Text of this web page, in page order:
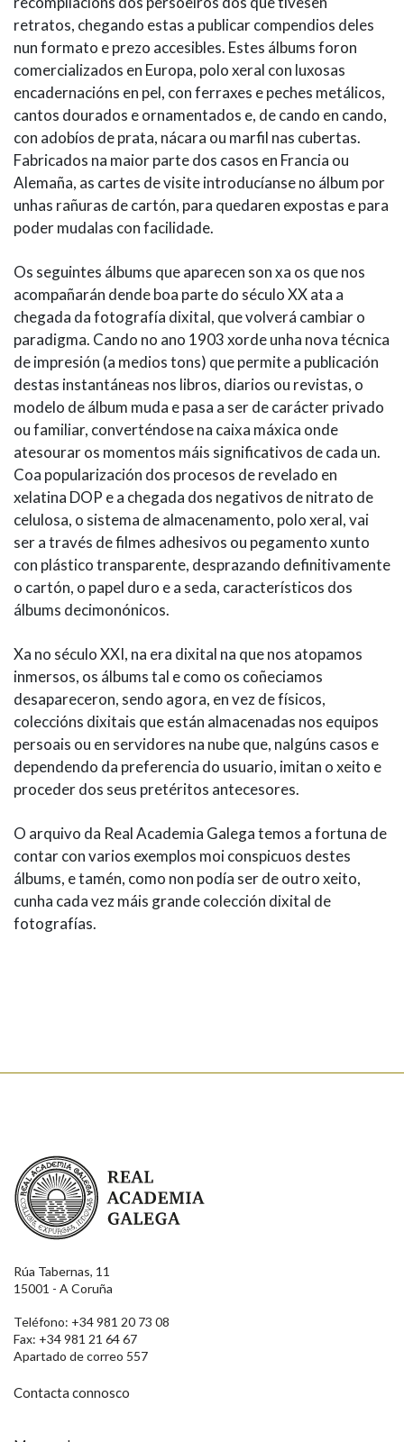
retratos, chegando estas a publicar compendios deles
nun formato e prezo accesibles. Estes álbums foron
comercializados en Europa, polo xeral con luxosas
encadernacións en pel, con ferraxes e peches metálicos,
cantos dourados e ornamentados e, de cando en cando,
con adobíos de prata, nácara ou marfil nas cubertas.
Fabricados na maior parte dos casos en Francia ou
Alemaña, as cartes de visite introducíanse no álbum por
unhas rañuras de cartón, para quedaren expostas e para
poder mudalas con facilidade.
Os seguintes álbums que aparecen son xa os que nos
acompañarán dende boa parte do século XX ata a
chegada da fotografía dixital, que volverá cambiar o
paradigma. Cando no ano 1903 xorde unha nova técnica
de impresión (a medios tons) que permite a publicación
destas instantáneas nos libros, diarios ou revistas, o
modelo de álbum muda e pasa a ser de carácter privado
ou familiar, converténdose na caixa máxica onde
atesourar os momentos máis significativos de cada un.
Coa popularización dos procesos de revelado en
xelatina DOP e a chegada dos negativos de nitrato de
celulosa, o sistema de almacenamento, polo xeral, vai
ser a través de filmes adhesivos ou pegamento xunto
con plástico transparente, desprazando definitivamente
o cartón, o papel duro e a seda, característicos dos
álbums decimonónicos.
Xa no século XXI, na era dixital na que nos atopamos
inmersos, os álbums tal e como os coñeciamos
desapareceron, sendo agora, en vez de físicos,
coleccións dixitais que están almacenadas nos equipos
persoais ou en servidores na nube que, nalgúns casos e
dependendo da preferencia do usuario, imitan o xeito e
proceder dos seus pretéritos antecesores.
O arquivo da Real Academia Galega temos a fortuna de
contar con varios exemplos moi conspicuos destes
álbums, e tamén, como non podía ser de outro xeito,
cunha cada vez máis grande colección dixital de
fotografías.
Real Academia Galega
Rúa Tabernas, 11
15001 - A Coruña
Teléfono: +34 981 20 73 08
Fax: +34 981 21 64 67
Apartado de correo 557
Contacta connosco